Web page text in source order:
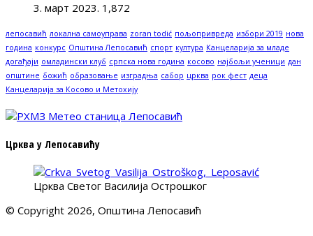
3. март 2023. 1,872
лепосавић локална самоуправа zoran todić пољопривреда избори 2019 нова
година конкурс Општина Лепосавић спорт култура Канцеларија за младе
догађаји омладински клуб српска нова година косово најбољи ученици дан
општине божић образовање изградња сабор црква рок фест деца
Канцеларија за Косово и Метохију
Црква у Лепосавићу
Црква Светог Василија Острошког
© Copyright 2026, Општина Лепосавић